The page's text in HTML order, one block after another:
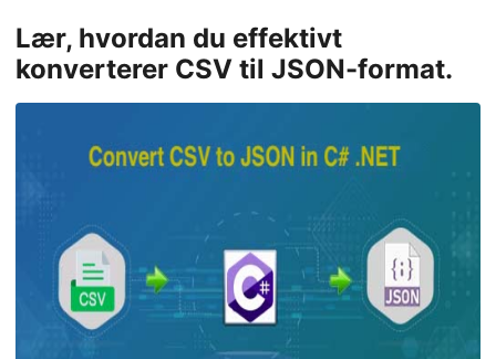
Lær, hvordan du effektivt
konverterer CSV til JSON-format.